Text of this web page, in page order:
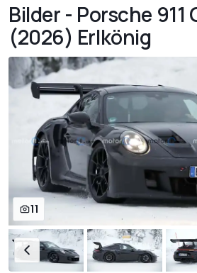
Bilder - Porsche 911
(2026) Erlkönig
11